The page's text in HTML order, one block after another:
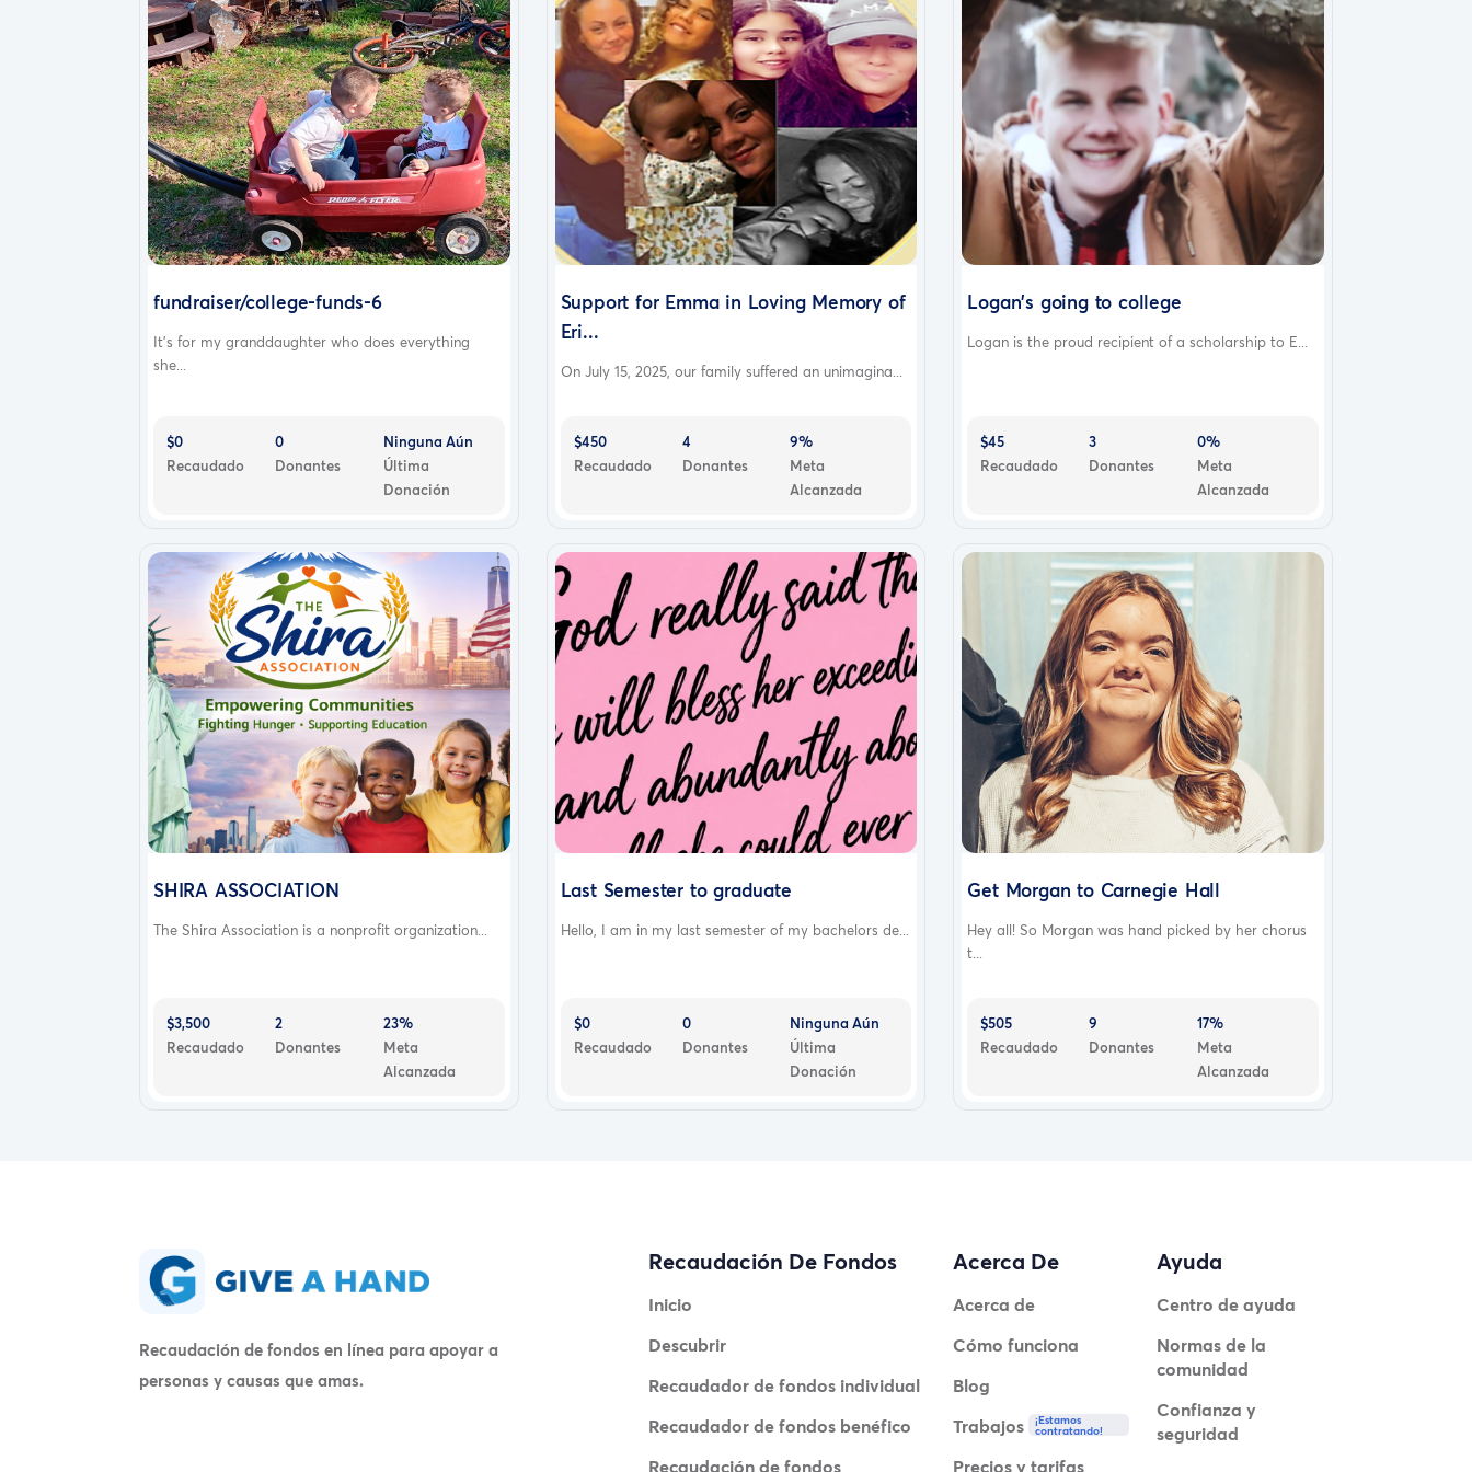
fundraiser/college-funds-6
It's for my granddaughter who does everything
she...
$0
Recaudado
0
Donantes
Ninguna Aún
Última
Donación
Support for Emma in Loving Memory of
Eri...
On July 15, 2025, our family suffered an unimagina...
$450
Recaudado
4
Donantes
9%
Meta
Alcanzada
Logan's going to college
Logan is the proud recipient of a scholarship to E...
$45
Recaudado
3
Donantes
0%
Meta
Alcanzada
SHIRA ASSOCIATION
The Shira Association is a nonprofit organization...
$3,500
Recaudado
2
Donantes
23%
Meta
Alcanzada
Last Semester to graduate
Hello, I am in my last semester of my bachelors de...
$0
Recaudado
0
Donantes
Ninguna Aún
Última
Donación
Get Morgan to Carnegie Hall
Hey all! So Morgan was hand picked by her chorus
t...
$505
Recaudado
9
Donantes
17%
Meta
Alcanzada
Recaudación de fondos en línea para apoyar a
personas y causas que amas.
Recaudación De Fondos
Inicio
Descubrir
Recaudador de fondos individual
Recaudador de fondos benéfico
Recaudación de fondos
Acerca De
Acerca de
Cómo funciona
Blog
Trabajos
¡Estamos
contratando!
Precios y tarifas
Ayuda
Centro de ayuda
Normas de la
comunidad
Confianza y
seguridad